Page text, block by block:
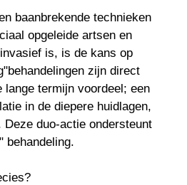
baanbrekende technieken
opgeleide artsen en
is, is de kans op
zijn direct
lange termijn voordeel; een
in de diepere huidlagen,
duo-actie ondersteunt
behandeling.